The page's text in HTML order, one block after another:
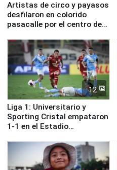
Artistas de circo y payasos
desfilaron en colorido
pasacalle por el centro de
12
Liga 1: Universitario y
Sporting Cristal empataron
1-1 en el Estadio